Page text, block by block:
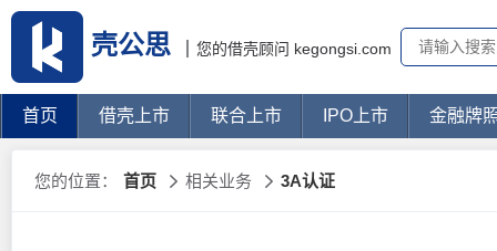
壳公思 您的借壳顾问 kegongsi.com
首页 借壳上市 联合上市 IPO上市 金融牌
您的位置： 首页 相关业务 3A认证